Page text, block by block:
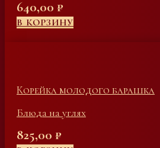
640,00 ₽
В КОРЗИНУ
Корейка молодого барашка
Блюда на углях
825,00 ₽